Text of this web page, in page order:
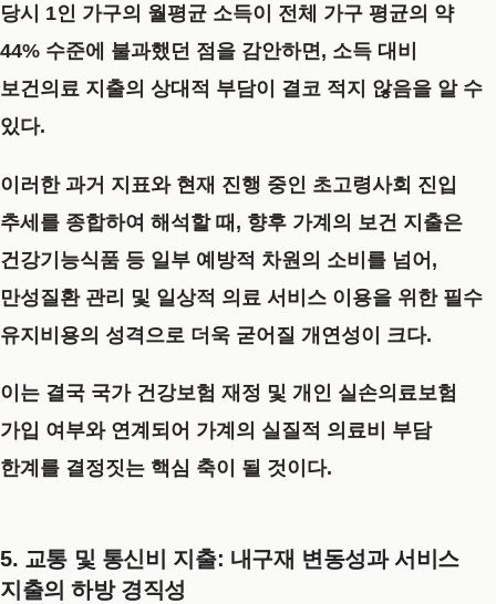
당시 1인 가구의 월평균 소득이 전체 가구 평균의 약
44% 수준에 불과했던 점을 감안하면, 소득 대비
보건의료 지출의 상대적 부담이 결코 적지 않음을 알 수
있다.
이러한 과거 지표와 현재 진행 중인 초고령사회 진입
추세를 종합하여 해석할 때, 향후 가계의 보건 지출은
건강기능식품 등 일부 예방적 차원의 소비를 넘어,
만성질환 관리 및 일상적 의료 서비스 이용을 위한 필수
유지비용의 성격으로 더욱 굳어질 개연성이 크다.
이는 결국 국가 건강보험 재정 및 개인 실손의료보험
가입 여부와 연계되어 가계의 실질적 의료비 부담
한계를 결정짓는 핵심 축이 될 것이다.
5. 교통 및 통신비 지출: 내구재 변동성과 서비스
지출의 하방 경직성